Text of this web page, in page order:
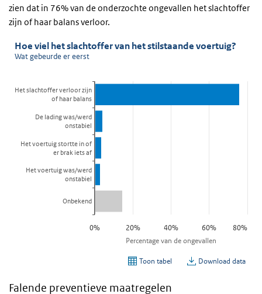
zien dat in 76% van de onderzochte ongevallen het slachtoffer
zijn of haar balans verloor.
Falende preventieve maatregelen